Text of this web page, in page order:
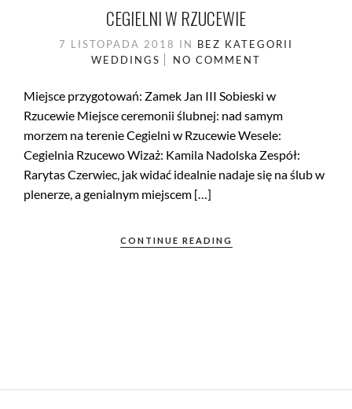
CEGIELNI W RZUCEWIE
7 LISTOPADA 2018 IN BEZ KATEGORII
WEDDINGS
NO COMMENT
Miejsce przygotowań: Zamek Jan III Sobieski w
Rzucewie Miejsce ceremonii ślubnej: nad samym
morzem na terenie Cegielni w Rzucewie Wesele:
Cegielnia Rzucewo Wizaż: Kamila Nadolska Zespół:
Rarytas Czerwiec, jak widać idealnie nadaje się na ślub w
plenerze, a genialnym miejscem […]
CONTINUE READING